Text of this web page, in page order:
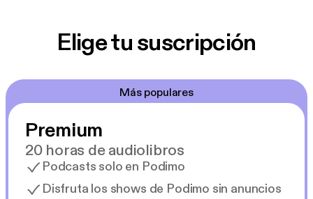
Elige tu suscripción
Más populares
Premium
20 horas de audiolibros
Podcasts solo en Podimo
Disfruta los shows de Podimo sin anuncios